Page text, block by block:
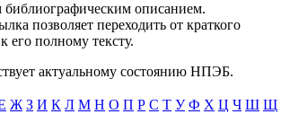
описанием.
позволяет переходить от краткого
его полному тексту.
актуальному состоянию НПЭБ.
Ж З И К Л М Н О П Р С Т У Ф Х Ц Ч Ш Щ